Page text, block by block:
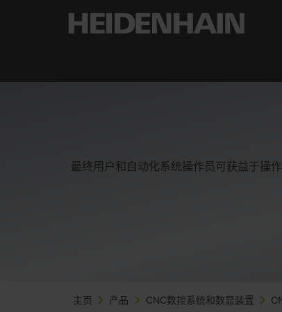
最终用户和自动化系统操作员可获益于操
主页 产品 CNC数控系统和数显装置